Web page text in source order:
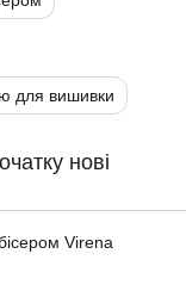
для вишивки
нові